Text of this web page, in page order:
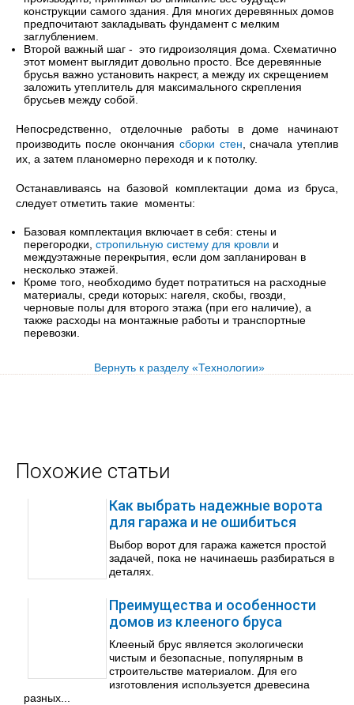
конструкции самого здания. Для многих деревянных домов
предпочитают закладывать фундамент с мелким
заглублением.
Второй важный шаг - это гидроизоляция дома. Схематично
этот момент выглядит довольно просто. Все деревянные
брусья важно установить накрест, а между их скрещением
заложить утеплитель для максимального скрепления
брусьев между собой.
Непосредственно, отделочные работы в доме начинают
производить после окончания сборки стен , сначала утеплив
их, а затем планомерно переходя и к потолку.
Останавливаясь на базовой комплектации дома из бруса,
следует отметить такие моменты:
Базовая комплектация включает в себя: стены и
перегородки, стропильную систему для кровли и
междуэтажные перекрытия, если дом запланирован в
несколько этажей.
Кроме того, необходимо будет потратиться на расходные
материалы, среди которых: нагеля, скобы, гвозди,
черновые полы для второго этажа (при его наличие), а
также расходы на монтажные работы и транспортные
перевозки.
Вернуть к разделу «Технологии»
Похожие статьи
Как выбрать надежные ворота
для гаража и не ошибиться
Выбор ворот для гаража кажется простой
задачей, пока не начинаешь разбираться в
деталях.
Преимущества и особенности
домов из клееного бруса
Клееный брус является экологически
чистым и безопасные, популярным в
строительстве материалом. Для его
изготовления используется древесина
разных...